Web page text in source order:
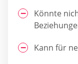
Könnte
Kann für